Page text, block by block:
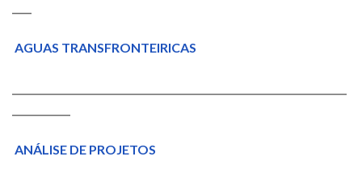
AGUAS TRANSFRONTEIRICAS
ANÁLISE DE PROJETOS